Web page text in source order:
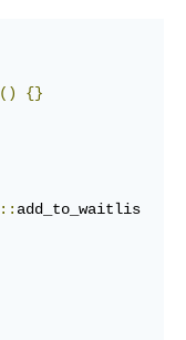
()
{}
:: add_to_waitlis